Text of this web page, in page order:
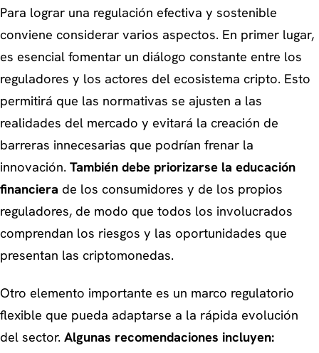
Para lograr una regulación efectiva y sostenible
conviene considerar varios aspectos. En primer lugar,
es esencial fomentar un diálogo constante entre los
reguladores y los actores del ecosistema cripto. Esto
permitirá que las normativas se ajusten a las
realidades del mercado y evitará la creación de
barreras innecesarias que podrían frenar la
innovación. También debe priorizarse la educación
financiera de los consumidores y de los propios
reguladores, de modo que todos los involucrados
comprendan los riesgos y las oportunidades que
presentan las criptomonedas.
Otro elemento importante es un marco regulatorio
flexible que pueda adaptarse a la rápida evolución
del sector. Algunas recomendaciones incluyen: